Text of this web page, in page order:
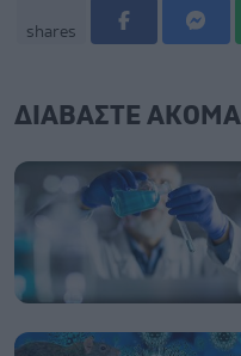
shares
ΔΙΑΒΑΣΤΕ ΑΚΟΜΑ